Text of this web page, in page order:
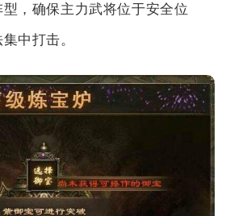
，确保主力武将位于安全位
中打击。